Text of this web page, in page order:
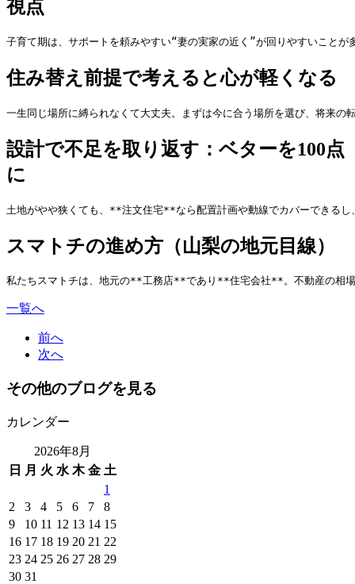
視点
子育て期は、サポートを頼みやすい“妻の実家の近く”が回りやすいこと
住み替え前提で考えると心が軽くなる
一生同じ場所に縛られなくて大丈夫。まずは今に合う場所を選び、将来
設計で不足を取り返す：ベターを100点
に
土地がやや狭くても、**注文住宅**なら配置計画や動線でカバーできる
スマトチの進め方（山梨の地元目線）
私たちスマトチは、地元の**工務店**であり**住宅会社**。不動産の相場
一覧へ
前へ
次へ
その他のブログを見る
カレンダー
2026年8月
日
月 火 水 木 金 土
1
2
3 4 5 6 7
8
9
10 11 12 13 14 15
16 17 18 19 20 21 22
23 24 25 26 27 28 29
30 31